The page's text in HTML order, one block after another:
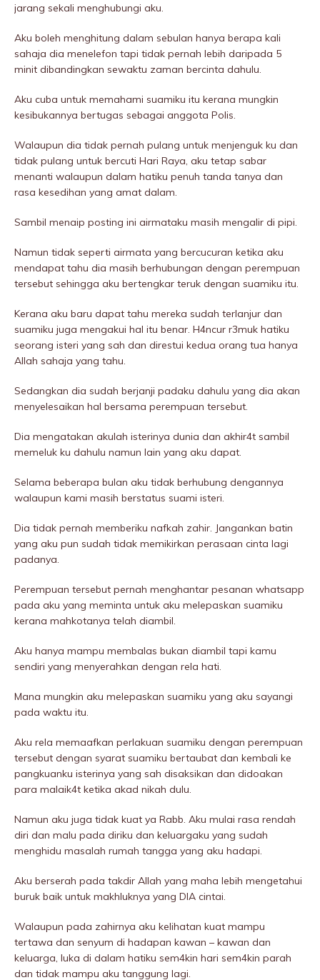
jarang sekali menghubungi aku.
Aku boleh menghitung dalam sebulan hanya berapa kali
sahaja dia menelefon tapi tidak pernah lebih daripada 5
minit dibandingkan sewaktu zaman bercinta dahulu.
Aku cuba untuk memahami suamiku itu kerana mungkin
kesibukannya bertugas sebagai anggota Polis.
Walaupun dia tidak pernah pulang untuk menjenguk ku dan
tidak pulang untuk bercuti Hari Raya, aku tetap sabar
menanti walaupun dalam hatiku penuh tanda tanya dan
rasa kesedihan yang amat dalam.
Sambil menaip posting ini airmataku masih mengalir di pipi.
Namun tidak seperti airmata yang bercucuran ketika aku
mendapat tahu dia masih berhubungan dengan perempuan
tersebut sehingga aku bertengkar teruk dengan suamiku itu.
Kerana aku baru dapat tahu mereka sudah terIanjur dan
suamiku juga mengakui hal itu benar. H4ncur r3muk hatiku
seorang isteri yang sah dan direstui kedua orang tua hanya
Allah sahaja yang tahu.
Sedangkan dia sudah berjanji padaku dahulu yang dia akan
menyelesaikan hal bersama perempuan tersebut.
Dia mengatakan akulah isterinya dunia dan akhir4t sambil
memeIuk ku dahulu namun lain yang aku dapat.
Selama beberapa bulan aku tidak berhubung dengannya
walaupun kami masih berstatus suami isteri.
Dia tidak pernah memberiku nafkah zahir. Jangankan batin
yang aku pun sudah tidak memikirkan perasaan cinta lagi
padanya.
Perempuan tersebut pernah menghantar pesanan whatsapp
pada aku yang meminta untuk aku melepaskan suamiku
kerana mahkotanya telah diambil.
Aku hanya mampu membaIas bukan diambil tapi kamu
sendiri yang menyerahkan dengan rela hati.
Mana mungkin aku melepaskan suamiku yang aku sayangi
pada waktu itu.
Aku rela memaafkan perlakuan suamiku dengan perempuan
tersebut dengan syarat suamiku bertaubat dan kembali ke
pangkuanku isterinya yang sah disaksikan dan didoakan
para malaik4t ketika akad nikah dulu.
Namun aku juga tidak kuat ya Rabb. Aku mulai rasa rendah
diri dan malu pada diriku dan keluargaku yang sudah
menghidu masalah rumah tangga yang aku hadapi.
Aku berserah pada takdir Allah yang maha lebih mengetahui
buruk baik untuk makhluknya yang DIA cintai.
Walaupun pada zahirnya aku kelihatan kuat mampu
tertawa dan senyum di hadapan kawan – kawan dan
keluarga, Iuka di dalam hatiku sem4kin hari sem4kin parah
dan tidak mampu aku tanggung lagi.